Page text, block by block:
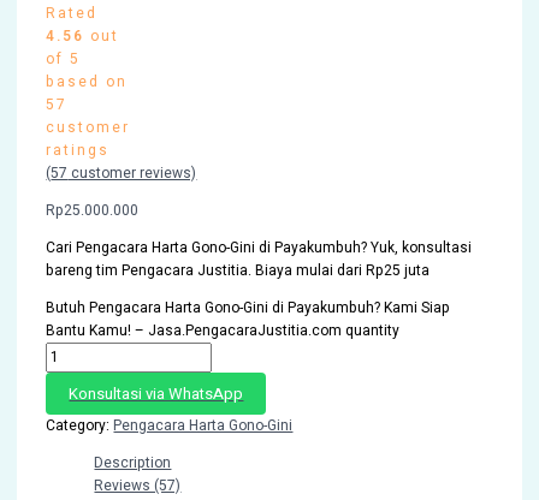
Rated
4.56 out
of 5
based on
57
customer
ratings
(57 customer reviews)
Rp25.000.000
Cari Pengacara Harta Gono-Gini di Payakumbuh? Yuk, konsultasi
bareng tim Pengacara Justitia. Biaya mulai dari Rp25 juta
Butuh Pengacara Harta Gono-Gini di Payakumbuh? Kami Siap
Bantu Kamu! – Jasa.PengacaraJustitia.com quantity
Konsultasi via WhatsApp
Category:Pengacara Harta Gono-Gini
Description
Reviews (57)